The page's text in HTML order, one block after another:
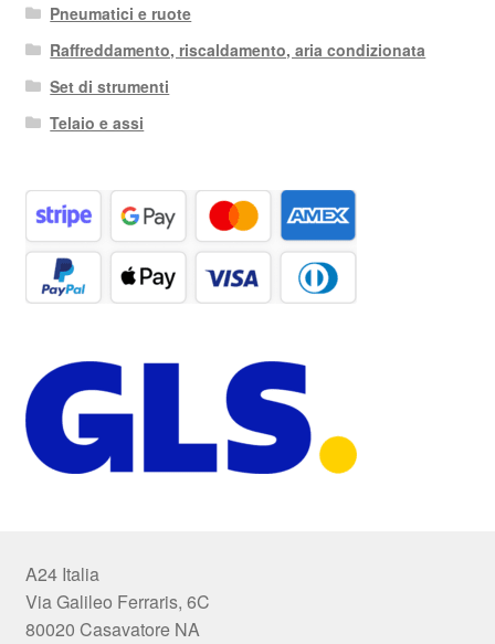
Pneumatici e ruote
Raffreddamento, riscaldamento, aria condizionata
Set di strumenti
Telaio e assi
A24 Italia
Via Galileo Ferraris, 6C
80020 Casavatore NA